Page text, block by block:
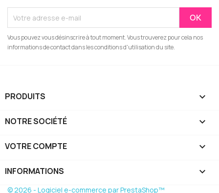
Vous pouvez vous désinscrire à tout moment. Vous trouverez pour cela nos
informations de contact dans les conditions d'utilisation du site.
PRODUITS 
NOTRE SOCIÉTÉ 
VOTRE COMPTE 
INFORMATIONS keyboard_arrow_down
© 2026 - Logiciel e-commerce par PrestaShop™